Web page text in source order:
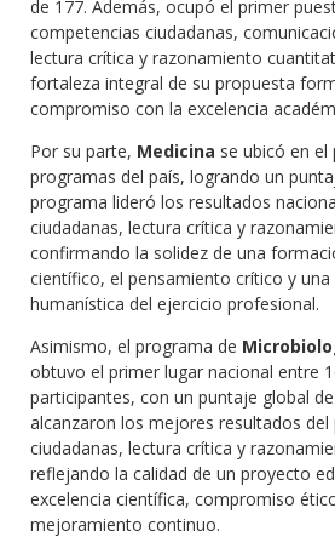
de 177. Además, ocupó el primer
competencias ciudadanas,
lectura crítica y razonamiento
fortaleza integral de su propuesta
compromiso con la excelencia
Por su parte, Medicina se ubicó en
programas del país, logrando un
programa lideró los resultados
ciudadanas, lectura crítica y
confirmando la solidez de una
científico, el pensamiento crítico y
humanística del ejercicio profesional.
Asimismo, el programa de
obtuvo el primer lugar nacional entre
participantes, con un puntaje global
alcanzaron los mejores resultados del
ciudadanas, lectura crítica y
reflejando la calidad de un proyecto
excelencia científica, compromiso
mejoramiento continuo.